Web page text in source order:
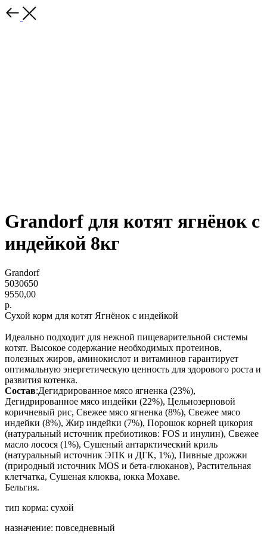
Grandorf для котят ягнёнок с
индейкой 8кг
Grandorf
5030650
9550,00
р.
Сухой корм для котят Ягнёнок с индейкой
Идеально подходит для нежной пищеварительной системы
котят. Высокое содержание необходимых протеинов,
полезных жиров, аминокислот и витаминов гарантирует
оптимальную энергетическую ценность для здорового роста и
развития котенка.
Состав:Дегидрированное мясо ягненка (23%),
Дегидрированное мясо индейки (22%), Цельнозерновой
коричневый рис, Свежее мясо ягненка (8%), Свежее мясо
индейки (8%), Жир индейки (7%), Порошок корней цикория
(натуральный источник пребиотиков: FOS и инулин), Свежее
масло лосося (1%), Сушеный антарктический криль
(натуральный источник ЭПК и ДГК, 1%), Пивные дрожжи
(природный источник MOS и бета-глюканов), Растительная
клетчатка, Сушеная клюква, юкка Мохаве.
Бельгия.
тип корма: сухой
назначение: повседневный